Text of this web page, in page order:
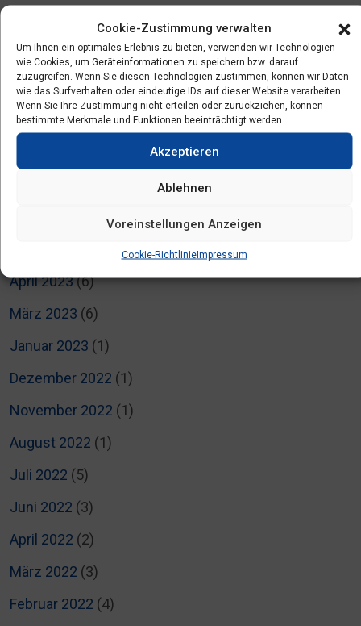
Cookie-Zustimmung verwalten
Um Ihnen ein optimales Erlebnis zu bieten, verwenden wir Technologien
wie Cookies, um Geräteinformationen zu speichern bzw. darauf
zuzugreifen. Wenn Sie diesen Technologien zustimmen, können wir Daten
wie das Surfverhalten oder eindeutige IDs auf dieser Website verarbeiten.
Wenn Sie Ihre Zustimmung nicht erteilen oder zurückziehen, können
bestimmte Merkmale und Funktionen beeinträchtigt werden.
Akzeptieren
Ablehnen
Voreinstellungen Anzeigen
Cookie-RichtlinieImpressum
(1)
Februar 2024(2)
Dezember 2023 (3)
Oktober 2023(2)
April 2023(6)
März 2023 (6)
Januar 2023 (1)
Dezember 2022 (1)
November 2022 (1)
August 2022 (1)
Juli 2022 (5)
Juni 2022 (3)
April 2022 (2)
März 2022 (3)
Februar 2022 (4)